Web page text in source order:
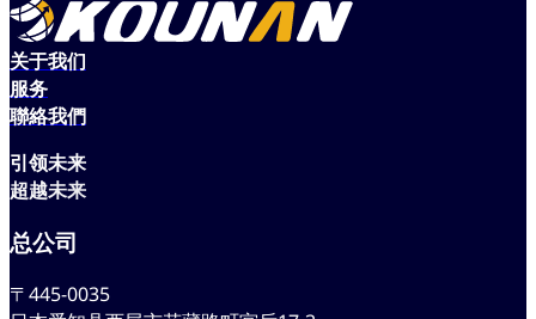
关于我们
服务
聯絡我們
引领未来
超越未来
总公司
〒445-0035